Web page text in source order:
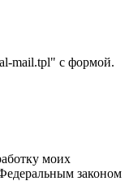
mail.tpl" с формой.
моих
законом